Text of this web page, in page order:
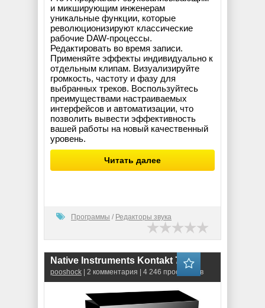
и микширующим инженерам
уникальные функции, которые
революционизируют классические
рабочие DAW-процессы.
Редактировать во время записи.
Применяйте эффекты индивидуально к
отдельным клипам. Визуализируйте
громкость, частоту и фазу для
выбранных треков. Воспользуйтесь
преимуществами настраиваемых
интерфейсов и автоматизации, что
позволить вывести эффективность
вашей работы на новый качественный
уровень.
Читать далее
Программы / Редакторы звука
Native Instruments Kontakt 7.0.11
pooshock | 2 комментария | 4 246 просмотров